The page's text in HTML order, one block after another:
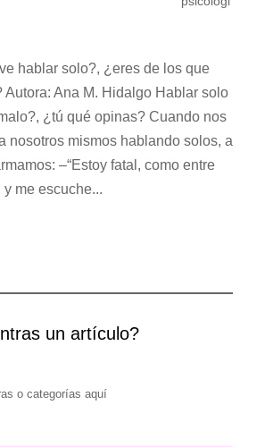
hablar solo?, ¿eres de los que
Autora: Ana M. Hidalgo Hablar solo
¿tú qué opinas? Cuando nos
nosotros mismos hablando solos, a
–“Estoy fatal, como entre
me escuche...
un artículo?
o categorías aquí